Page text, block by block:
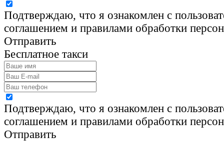
Подтверждаю, что я ознакомлен с
соглашением и правилами обработки
Отправить
Бесплатное такси
Подтверждаю, что я ознакомлен с
соглашением и правилами обработки
Отправить